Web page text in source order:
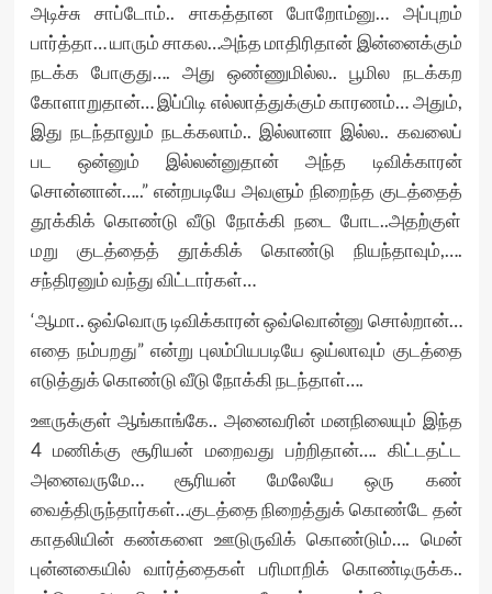
அடிச்சு சாப்டோம்.. சாகத்தான போறோம்னு… அப்புறம்
பார்த்தா… யாரும் சாகல…அந்த மாதிரிதான் இன்னைக்கும்
நடக்க போகுது…. அது ஒண்ணுமில்ல.. பூமில நடக்கற
கோளாறுதான்… இப்பிடி எல்லாத்துக்கும் காரணம்… அதும்,
இது நடந்தாலும் நடக்கலாம்.. இல்லானா இல்ல.. கவலைப்
பட ஒன்னும் இல்லன்னுதான் அந்த டிவிக்காரன்
சொன்னான்…..” என்றபடியே அவளும் நிறைந்த குடத்தைத்
தூக்கிக் கொண்டு வீடு நோக்கி நடை போட..அதற்குள்
மறு குடத்தைத் தூக்கிக் கொண்டு நியந்தாவும்,….
சந்திரனும் வந்து விட்டார்கள்…
‘ஆமா.. ஒவ்வொரு டிவிக்காரன் ஒவ்வொன்னு சொல்றான்…
எதை நம்பறது” என்று புலம்பியபடியே ஒய்லாவும் குடத்தை
எடுத்துக் கொண்டு வீடு நோக்கி நடந்தாள்….
ஊருக்குள் ஆங்காங்கே.. அனைவரின் மனநிலையும் இந்த
4 மணிக்கு சூரியன் மறைவது பற்றிதான்…. கிட்டதட்ட
அனைவருமே… சூரியன் மேலேயே ஒரு கண்
வைத்திருந்தார்கள்…குடத்தை நிறைத்துக் கொண்டே தன்
காதலியின் கண்களை ஊடுருவிக் கொண்டும்…. மென்
புன்னகையில் வார்த்தைகள் பரிமாறிக் கொண்டிருக்க..